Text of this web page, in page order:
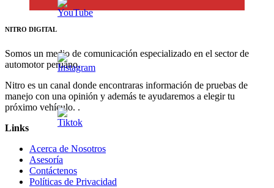
NITRO DIGITAL
Somos un medio de comunicación especializado en el sector de
automotor peruano.
Nitro es un canal donde encontraras información de pruebas de
manejo con una opinión y además te ayudaremos a elegir tu
próximo vehículo. .
Links
Acerca de Nosotros
Asesoría
Contáctenos
Políticas de Privacidad